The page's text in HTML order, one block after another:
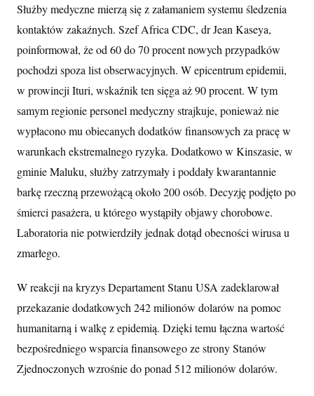
Służby medyczne mierzą się z załamaniem systemu śledzenia
kontaktów zakaźnych. Szef Africa CDC, dr Jean Kaseya,
poinformował, że od 60 do 70 procent nowych przypadków
pochodzi spoza list obserwacyjnych. W epicentrum epidemii,
w prowincji Ituri, wskaźnik ten sięga aż 90 procent. W tym
samym regionie personel medyczny strajkuje, ponieważ nie
wypłacono mu obiecanych dodatków finansowych za pracę w
warunkach ekstremalnego ryzyka. Dodatkowo w Kinszasie, w
gminie Maluku, służby zatrzymały i poddały kwarantannie
barkę rzeczną przewożącą około 200 osób. Decyzję podjęto po
śmierci pasażera, u którego wystąpiły objawy chorobowe.
Laboratoria nie potwierdziły jednak dotąd obecności wirusa u
zmarłego.
W reakcji na kryzys Departament Stanu USA zadeklarował
przekazanie dodatkowych 242 milionów dolarów na pomoc
humanitarną i walkę z epidemią. Dzięki temu łączna wartość
bezpośredniego wsparcia finansowego ze strony Stanów
Zjednoczonych wzrośnie do ponad 512 milionów dolarów.